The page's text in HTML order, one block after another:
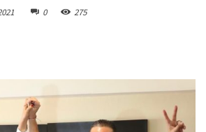
0 275